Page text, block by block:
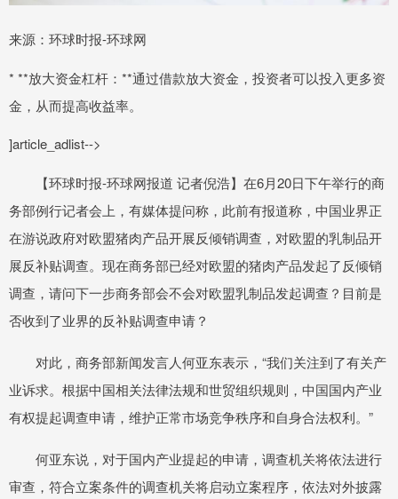
来源：环球时报-环球网
* **放大资金杠杆：**通过借款放大资金，投资者可以投入更多资
金，从而提高收益率。
]article_adlist-->
【环球时报-环球网报道 记者倪浩】在6月20日下午举行的商
务部例行记者会上，有媒体提问称，此前有报道称，中国业界正
在游说政府对欧盟猪肉产品开展反倾销调查，对欧盟的乳制品开
展反补贴调查。现在商务部已经对欧盟的猪肉产品发起了反倾销
调查，请问下一步商务部会不会对欧盟乳制品发起调查？目前是
否收到了业界的反补贴调查申请？
对此，商务部新闻发言人何亚东表示，“我们关注到了有关产
业诉求。根据中国相关法律法规和世贸组织规则，中国国内产业
有权提起调查申请，维护正常市场竞争秩序和自身合法权利。”
何亚东说，对于国内产业提起的申请，调查机关将依法进行
审查，符合立案条件的调查机关将启动立案程序，依法对外披露